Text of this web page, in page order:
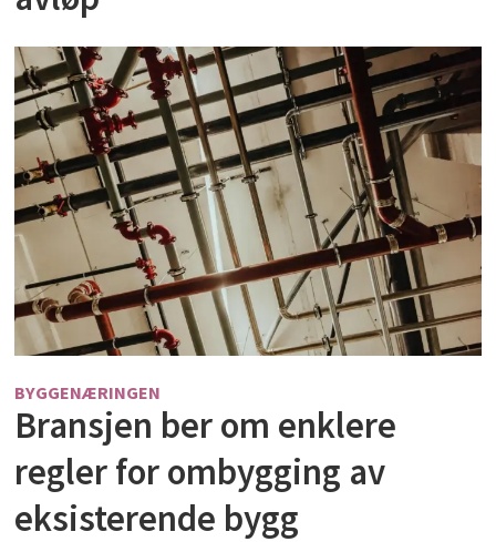
BYGGENÆRINGEN
Bransjen ber om enklere
regler for ombygging av
eksisterende bygg